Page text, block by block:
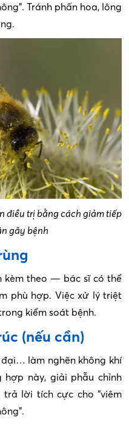
Tránh phấn hoa, lông
điều trị bằng cách giảm tiếp
gây bệnh
kèm theo — bác sĩ có thể
phù hợp. Việc xử lý triệt
kiểm soát bệnh.
(nếu cần)
đại… làm nghẽn không khí
này, giải phẫu chỉnh
lời tích cực cho “viêm